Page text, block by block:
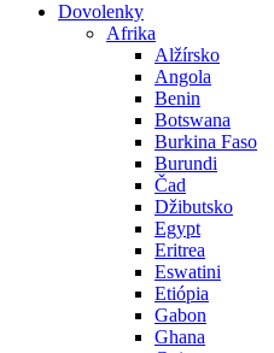
Dovolenky
Afrika
Alžírsko
Angola
Benin
Botswana
Burkina Faso
Burundi
Čad
Džibutsko
Egypt
Eritrea
Eswatini
Etiópia
Gabon
Ghana